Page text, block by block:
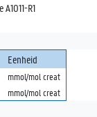
R1
Eenheid
mmol/mol creat
mmol/mol creat